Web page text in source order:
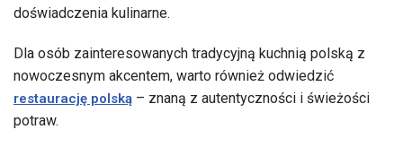
doświadczenia kulinarne.
Dla osób zainteresowanych tradycyjną kuchnią polską z
nowoczesnym akcentem, warto również odwiedzić
restaurację polską – znaną z autentyczności i świeżości
potraw.